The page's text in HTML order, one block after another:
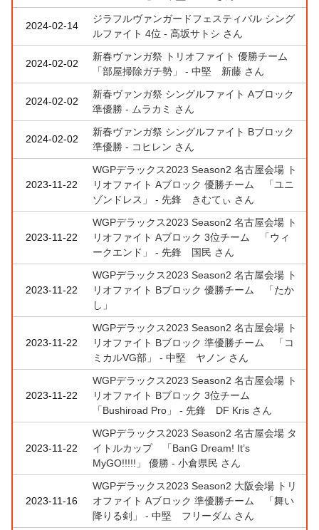
2024-02-14
ジラフルヴァンガードフェスティバル シング
ルファイト 4位 - 高坂サトシ さん
2024-02-02
新春ヴァンガ祭 トリオファイト 優勝チーム
「部屋掃除ガチ勢」 - 中堅 新藤 さん
2024-02-02
新春ヴァンガ祭 シングルファイト Aブロック
準優勝 - ムラカミ さん
2024-02-02
新春ヴァンガ祭 シングルファイト Bブロック
準優勝 - コヒレン さん
2023-11-22
WGPデラックス2023 Season2 名古屋会場 ト
リオファイト Aブロック 優勝チーム 「ユニ
ゾンドレス」 - 先鋒 きむてぃ さん
2023-11-22
WGPデラックス2023 Season2 名古屋会場 ト
リオファイト Aブロック 3位チーム 「ウィ
ークエンド」 - 先鋒 国民 さん
2023-11-22
WGPデラックス2023 Season2 名古屋会場 ト
リオファイト Bブロック 優勝チーム 「たか
し」
2023-11-22
WGPデラックス2023 Season2 名古屋会場 ト
リオファイト Bブロック 準優勝チーム 「コ
ミカルVG部」 - 中堅 ヤノン さん
2023-11-22
WGPデラックス2023 Season2 名古屋会場 ト
リオファイト Bブロック 3位チーム
「Bushiroad Pro」 - 先鋒 DF Kris さん
2023-11-22
WGPデラックス2023 Season2 名古屋会場 タ
イトルカップ 「BanG Dream! It’s
MyGO!!!!!」 優勝 - 小倉県民 さん
2023-11-16
WGPデラックス2023 Season2 大阪会場 トリ
オファイト Aブロック 準優勝チーム 「舞い
降りる剣」 - 中堅 フリーダム さん